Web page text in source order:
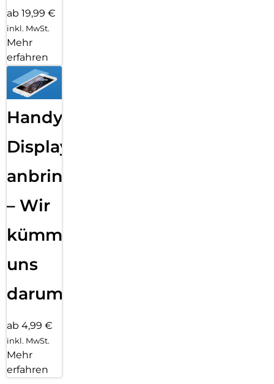
ab 19,99 €
inkl. MwSt.
Mehr
erfahren
Handy
Displayfolie
anbringen
– Wir
kümmern
uns
darum!
ab 4,99 €
inkl. MwSt.
Mehr
erfahren